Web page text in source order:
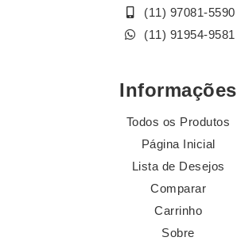
(11) 97081-5590
(11) 91954-9581
Informações
Todos os Produtos
Página Inicial
Lista de Desejos
Comparar
Carrinho
Sobre